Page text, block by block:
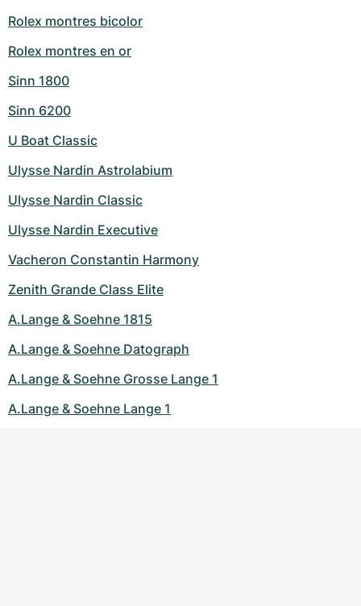
Rolex montres bicolor
Rolex montres en or
Sinn 1800
Sinn 6200
U Boat Classic
Ulysse Nardin Astrolabium
Ulysse Nardin Classic
Ulysse Nardin Executive
Vacheron Constantin Harmony
Zenith Grande Class Elite
A.Lange & Soehne 1815
A.Lange & Soehne Datograph
A.Lange & Soehne Grosse Lange 1
A.Lange & Soehne Lange 1